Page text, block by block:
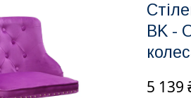
BK -
5 139